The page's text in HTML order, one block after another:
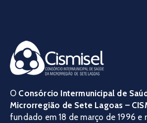
O Consórcio Intermunicipal de
Microrregião de Sete Lagoas –
fundado em 18 de março de 1996 e